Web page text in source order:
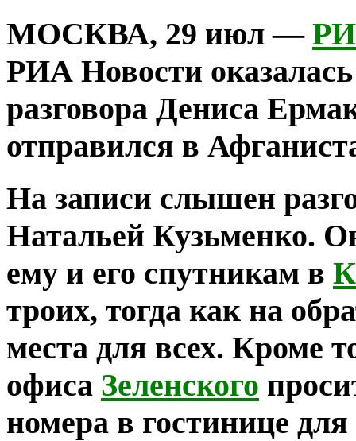
МОСКВА, 29 июл —
РИА Новости оказалась
разговора Дениса
отправился в
На записи слышен
Натальей Кузьменко.
ему и его спутникам в
троих, тогда как на
места для всех. Кроме
офиса Зеленского
номера в гостинице